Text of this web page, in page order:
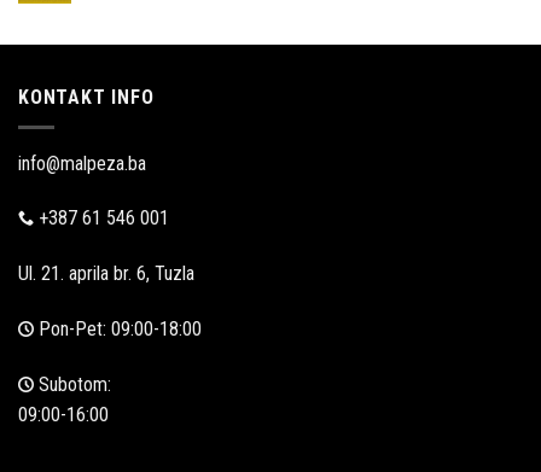
KONTAKT INFO
info@malpeza.ba
+387 61 546 001
Ul. 21. aprila br. 6, Tuzla
Pon-Pet: 09:00-18:00
Subotom:
09:00-16:00